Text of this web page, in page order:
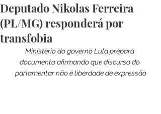
Deputado Nikolas Ferreira
(PL/MG) responderá por
transfobia
Ministério do governo Lula prepara
documento afirmando que discurso do
parlamentar não é liberdade de expressão